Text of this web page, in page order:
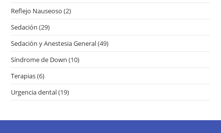
Reflejo Nauseoso (2)
Sedación (29)
Sedación y Anestesia General(49)
Síndrome de Down (10)
Terapias(6)
Urgencia dental(19)